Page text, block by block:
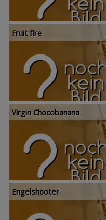
Fruit fire
Virgin Chocobanana
Engelshooter